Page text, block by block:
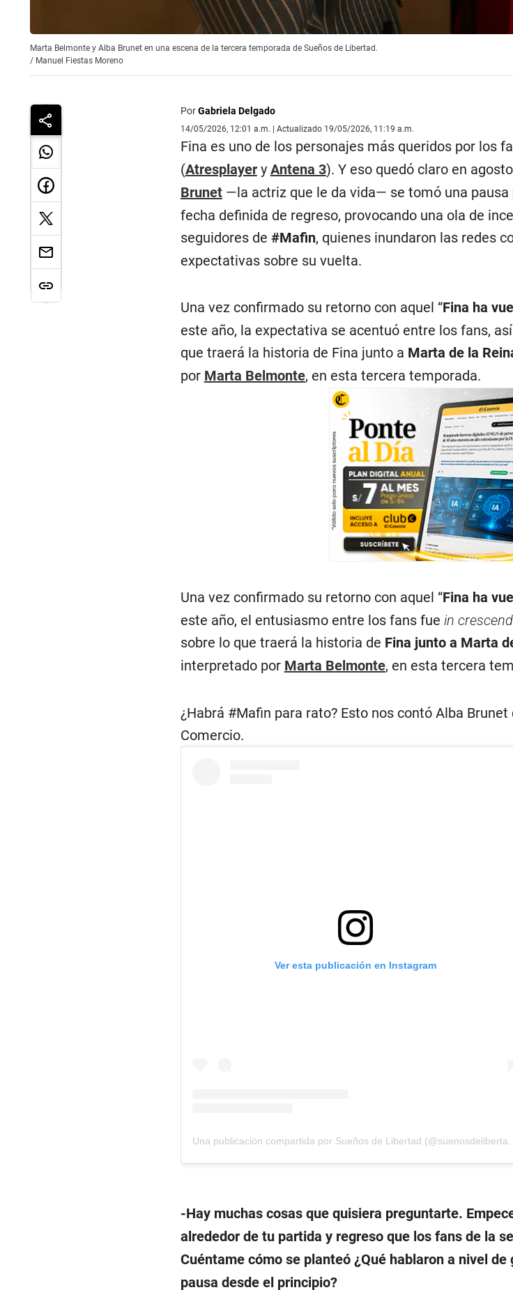
Marta Belmonte y Alba Brunet en una escena de la tercera temporada de Sueños de Libertad.
/ Manuel Fiestas Moreno
PorGabriela Delgado
14/05/2026, 12:01 a.m. | Actualizado 19/05/2026, 11:19 a.m.
Fina es uno de los personajes más queridos por los
(Atresplayery Antena 3). Y eso quedó claro en
Brunet—la actriz que le da vida— se tomó una pausa
fecha definida de regreso, provocando una ola de
seguidores de #Mafin, quienes inundaron las redes
expectativas sobre su vuelta.
Una vez confirmado su retorno con aquel “Fina ha
este año, la expectativa se acentuó entre los fans,
que traerá la historia de Fina junto a Marta de la
por Marta Belmonte, en esta tercera temporada.
Una vez confirmado su retorno con aquel “Fina ha
este año, el entusiasmo entre los fans fue in
sobre lo que traerá la historia de Fina junto a Marta
interpretado por Marta Belmonte, en esta tercera
¿Habrá #Mafin para rato? Esto nos contó Alba
Comercio.
Ver esta publicación en Instagram
-Hay muchas cosas que quisiera preguntarte.
alrededor de tu partida y regreso que los fans de la
Cuéntame cómo se planteó ¿Qué hablaron a nivel de
pausa desde el principio?